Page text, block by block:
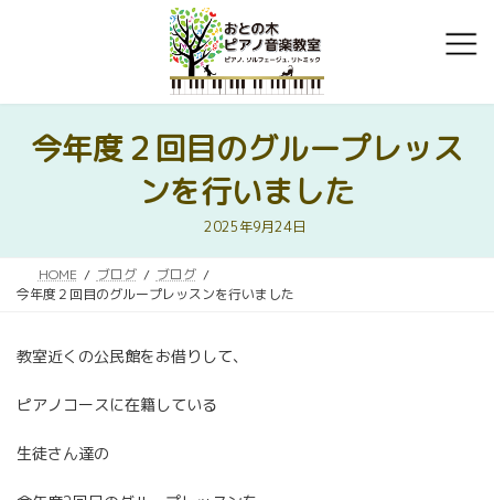
今年度２回目のグループレッス
ンを行いました
2025年9月24日
HOME ブログ
ブログ
今年度２回目のグループレッスンを行いました
教室近くの公民館をお借りして、
ピアノコースに在籍している
生徒さん達の